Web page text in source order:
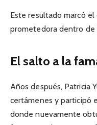
Este resultado marcó
prometedora dentro de
El salto a la
Años después, Patricia
certámenes y participó
donde nuevamente